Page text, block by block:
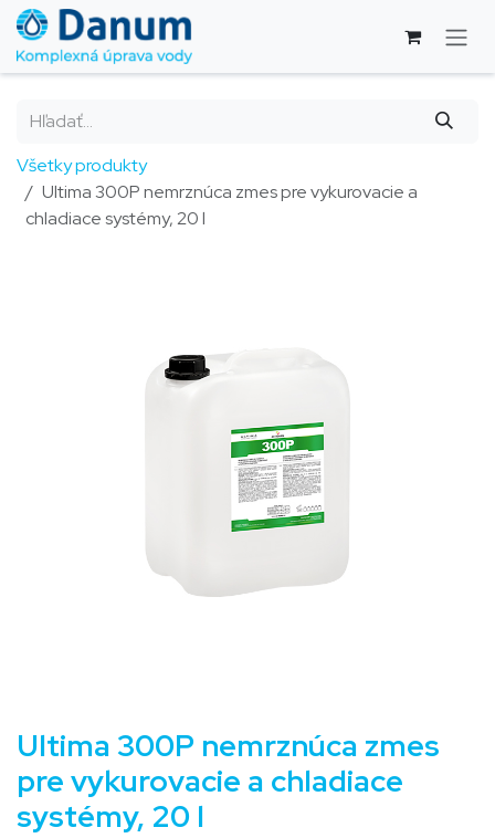
Skip to Content
Všetky produkty
Ultima 300P nemrznúca zmes pre vykurovacie a
chladiace systémy, 20 l
Ultima 300P nemrznúca zmes
pre vykurovacie a chladiace
systémy, 20 l